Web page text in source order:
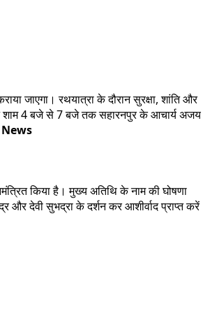
जाएगा। रथयात्रा के दौरान सुरक्षा, शांति और
शाम 4 बजे से 7 बजे तक सहारनपुर के आचार्य अजय
किया है। मुख्य अतिथि के नाम की घोषणा
और देवी सुभद्रा के दर्शन कर आशीर्वाद प्राप्त करें